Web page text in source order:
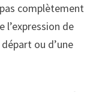
complètement
l’expression de
ou d’une